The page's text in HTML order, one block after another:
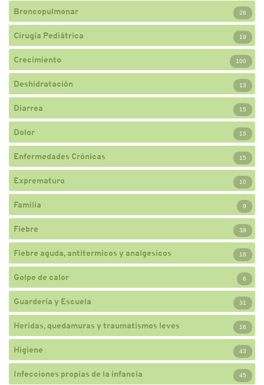
Broncopulmonar 26
Cirugía Pediátrica 19
Crecimiento 100
Deshidratación 13
Diarrea 15
Dolor 15
Enfermedades Crónicas 15
Exprematuro 10
Familia 9
Fiebre 38
Fiebre aguda, antitermicos y analgesicos 18
Golpe de calor 6
Guardería y Escuela 31
Heridas, quedamuras y traumatismos leves 16
Higiene 43
Infecciones propias de la infancia 45